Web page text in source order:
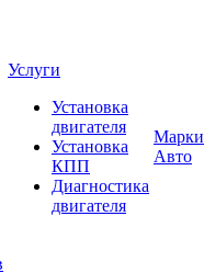
Услуги
Установка
двигателя
Установка
КПП
Диагностика
двигателя
Марки
Авто